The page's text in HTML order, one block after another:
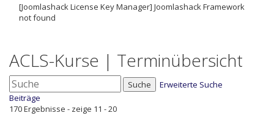
[Joomlashack License Key Manager] Joomlashack Framework
not found
ACLS-Kurse | Terminübersicht
Suche
Erweiterte Suche
Beiträge
170 Ergebnisse - zeige 11 - 20